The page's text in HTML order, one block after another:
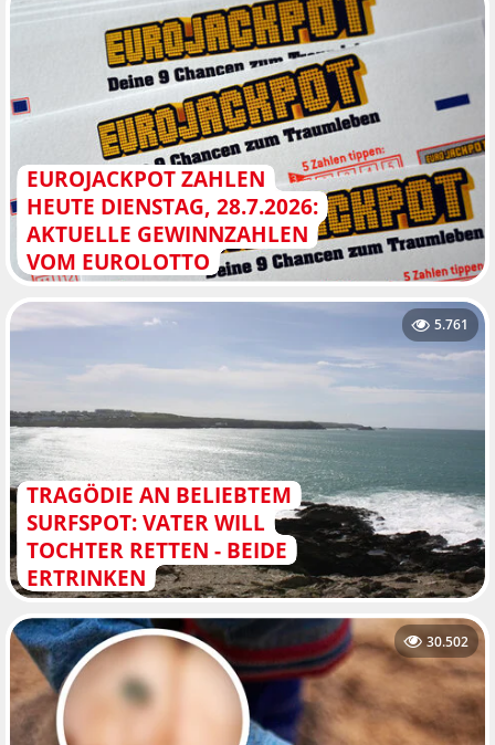
EUROJACKPOT ZAHLEN
HEUTE DIENSTAG, 28.7.2026:
AKTUELLE GEWINNZAHLEN
VOM EUROLOTTO
TRAGÖDIE AN BELIEBTEM
SURFSPOT: VATER WILL
TOCHTER RETTEN - BEIDE
ERTRINKEN
5.761
30.502